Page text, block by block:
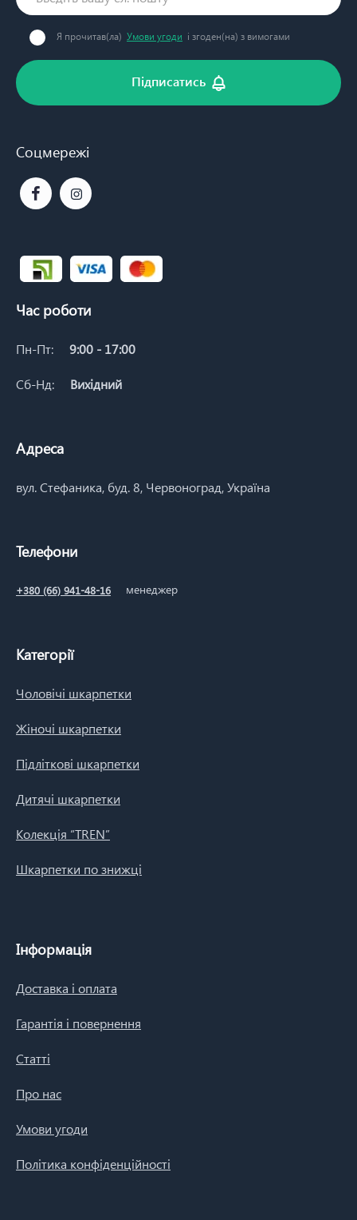
Я прочитав(ла) Умови угоди і згоден(на) з вимогами
Підписатись
Соцмережі
Час роботи
Пн-Пт: 9:00 - 17:00
Сб-Нд: Вихідний
Адреса
вул. Стефаника, буд. 8, Червоноград, Україна
Телефони
+380 (66) 941-48-16 менеджер
Категорії
Чоловічі шкарпетки
Жіночі шкарпетки
Підліткові шкарпетки
Дитячі шкарпетки
Колекція “TREN”
Шкарпетки по знижці
Інформація
Доставка і оплата
Гарантія і повернення
Статті
Про нас
Умови угоди
Політика конфіденційності